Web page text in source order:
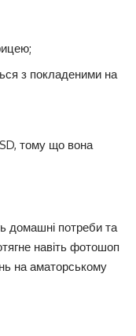
з покладеними на
тому що вона
домашні потреби та
навіть фотошоп
на аматорському